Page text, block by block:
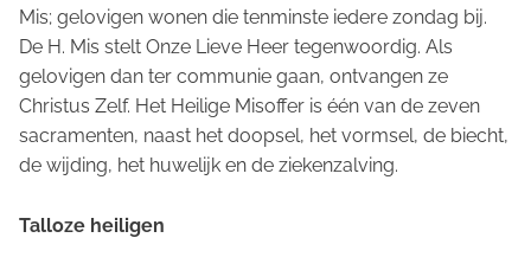
Mis; gelovigen wonen die tenminste iedere zondag bij.
De H. Mis stelt Onze Lieve Heer tegenwoordig. Als
gelovigen dan ter communie gaan, ontvangen ze
Christus Zelf. Het Heilige Misoffer is één van de zeven
sacramenten, naast het doopsel, het vormsel, de biecht,
de wijding, het huwelijk en de ziekenzalving.
Talloze heiligen